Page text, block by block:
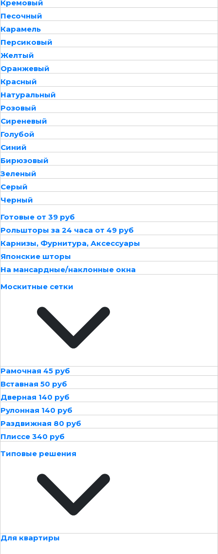
Кремовый
Песочный
Карамель
Персиковый
Желтый
Оранжевый
Красный
Натуральный
Розовый
Сиреневый
Голубой
Синий
Бирюзовый
Зеленый
Серый
Черный
Готовые от 39 руб
Рольшторы за 24 часа от 49 руб
Карнизы, Фурнитура, Аксессуары
Японские шторы
На мансардные/наклонные окна
Москитные сетки
Рамочная 45 руб
Вставная 50 руб
Дверная 140 руб
Рулонная 140 руб
Раздвижная 80 руб
Плиссе 340 руб
Типовые решения
Для квартиры